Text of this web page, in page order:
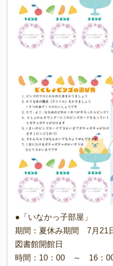
●「いなかっ子部屋」
期間：夏休み期間 7月
図書館開館日
時間：10：00 ～ 16：